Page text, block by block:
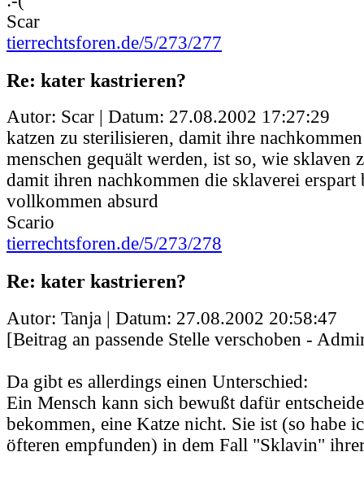
Scar
tierrechtsforen.de/5/273/277
Re: kater kastrieren?
Autor: Scar | Datum: 27.08.2002 17:27:29
katzen zu sterilisieren, damit ihre
menschen gequält werden, ist so, wie sklaven
damit ihren nachkommen die sklaverei erspart
vollkommen absurd
Scario
tierrechtsforen.de/5/273/278
Re: kater kastrieren?
Autor: Tanja | Datum: 27.08.2002 20:58:47
[Beitrag an passende Stelle verschoben -
Da gibt es allerdings einen Unterschied:
Ein Mensch kann sich bewußt dafür
bekommen, eine Katze nicht. Sie ist (so habe
öfteren empfunden) in dem Fall "Sklavin"